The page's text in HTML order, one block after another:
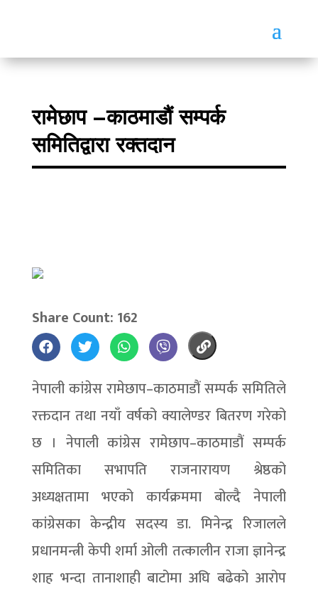
रामेछाप –काठमाडौं सम्पर्क
समितिद्वारा रक्तदान
Share Count: 162
नेपाली कांग्रेस रामेछाप–काठमाडौं सम्पर्क समितिले
रक्तदान तथा नयाँ वर्षको क्यालेण्डर बितरण गरेको
छ । नेपाली कांग्रेस रामेछाप–काठमाडौं सम्पर्क
समितिका सभापति राजनारायण श्रेष्ठको
अध्यक्षतामा भएको कार्यक्रममा बोल्दै नेपाली
कांग्रेसका केन्द्रीय सदस्य डा. मिनेन्द्र रिजालले
प्रधानमन्त्री केपी शर्मा ओली तत्कालीन राजा ज्ञानेन्द्र
शाह भन्दा तानाशाही बाटोमा अघि बढेको आरोप